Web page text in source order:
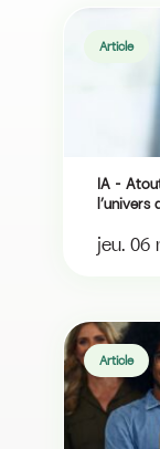
Article
IA –
jeu. 06
Article